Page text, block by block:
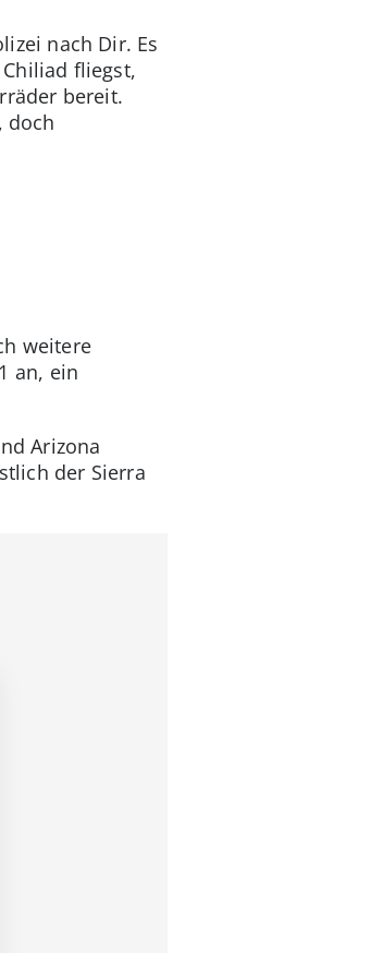
nach Dir. Es
fliegst,
bereit.
doch
weitere
an, ein
Arizona
der Sierra